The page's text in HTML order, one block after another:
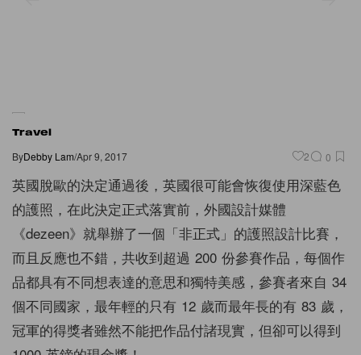
Travel
ByDebby Lam/Apr 9, 2017 2 0
英國脫歐的決定通過後，英國很可能會恢復使用深藍色
的護照，在此決定正式落實前，外國設計媒體
《dezeen》就舉辦了一個「非正式」的護照設計比賽，
而且反應也不錯，共收到超過 200 份參賽作品，每個作
品都具有不同想表達的意思和獨特美感，參賽者來自 34
個不同國家，最年輕的只有 12 歲而最年長的有 83 歲，
冠軍的得獎者雖然不能把作品付諸現實，但卻可以得到